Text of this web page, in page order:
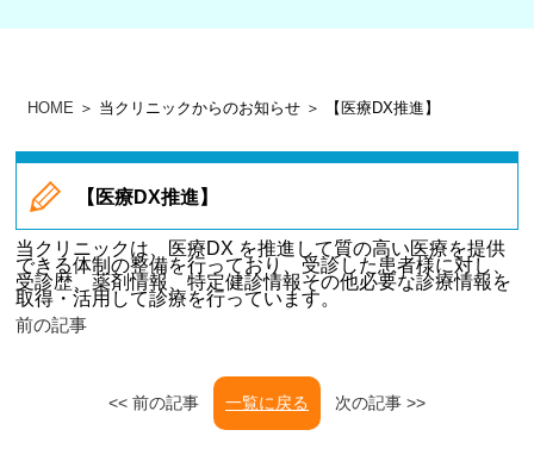
HOME ＞ 当クリニックからのお知らせ ＞ 【医療DX推進】
【医療DX推進】
当クリニックは、医療DX を推進して質の高い医療を提供
できる体制の整備を行っており、 受診した患者様に対し、
受診歴、薬剤情報、特定健診情報その他必要な診療情報を
取得・活用して診療を行っています。
前の記事
<< 前の記事 一覧に戻る 次の記事 >>